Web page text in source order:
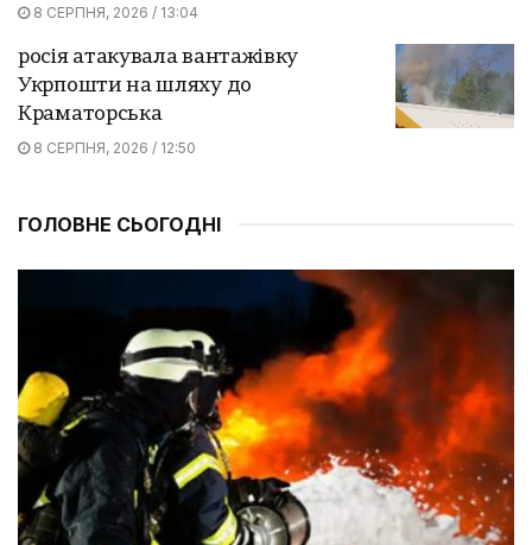
8 СЕРПНЯ, 2026 / 13:04
росія атакувала вантажівку
Укрпошти на шляху до
Краматорська
8 СЕРПНЯ, 2026 / 12:50
ГОЛОВНЕ СЬОГОДНІ